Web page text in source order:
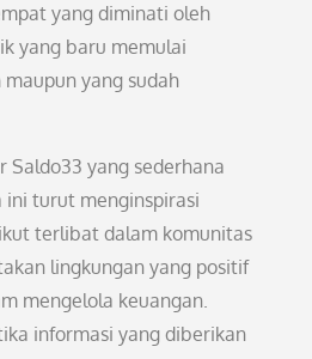
yang diminati oleh
yang baru memulai
yang sudah
Saldo33 yang sederhana
ini turut menginspirasi
terlibat dalam komunitas
lingkungan yang positif
mengelola keuangan.
informasi yang diberikan